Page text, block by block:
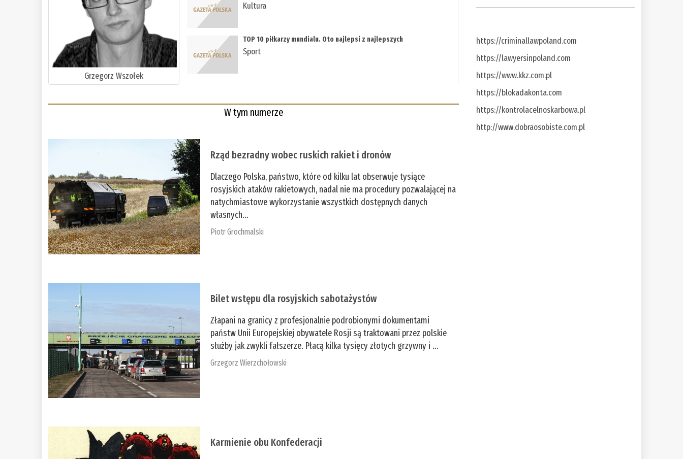
Grzegorz Wszołek
Kultura
TOP 10 piłkarzy mundialu. Oto najlepsi z najlepszych
Sport
W tym numerze
Rząd bezradny wobec ruskich rakiet i dronów
Dlaczego Polska, państwo, które od kilku lat obserwuje tysiące
rosyjskich ataków rakietowych, nadal nie ma procedury pozwalającej na
natychmiastowe wykorzystanie wszystkich dostępnych danych
własnych...
Piotr Grochmalski
Bilet wstępu dla rosyjskich sabotażystów
Złapani na granicy z profesjonalnie podrobionymi dokumentami
państw Unii Europejskiej obywatele Rosji są traktowani przez polskie
służby jak zwykli fałszerze. Płacą kilka tysięcy złotych grzywny i ...
Grzegorz Wierzchołowski
Karmienie obu Konfederacji
https://criminallawpoland.com
https://lawyersinpoland.com
https://www.kkz.com.pl
https://blokadakonta.com
https://kontrolacelnoskarbowa.pl
http://www.dobraosobiste.com.pl